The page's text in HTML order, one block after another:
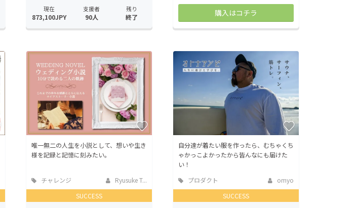
現在
873,100JPY
支援者
90人
残り
終了 購入はコチラ
唯一無二の人生を小説として、想いや生き
様を記録と記憶に刻みたい。
チャレンジ
Ryusuke T...
SUCCESS
自分達が着たい服を作ったら、むちゃくち
ゃかっこよかったから皆んなにも届けた
い！
プロダクト
omyo
SUCCESS